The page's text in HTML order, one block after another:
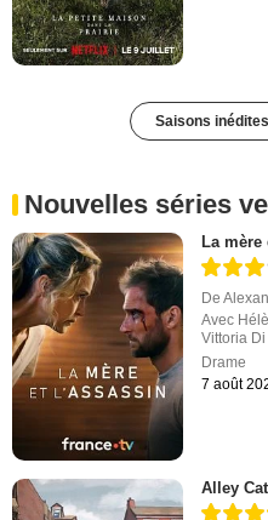
Saisons
Nouvelles séries
La
De
Avec
Vittoria
Drame
7 août
Alley